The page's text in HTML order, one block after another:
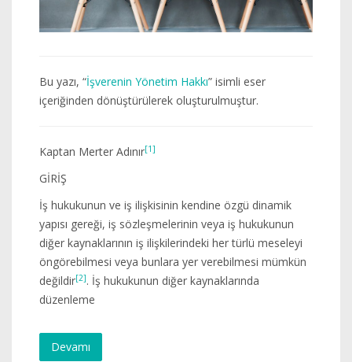
Bu yazı, “İşverenin Yönetim Hakkı” isimli eser
içeriğinden dönüştürülerek oluşturulmuştur.
Kaptan Merter Adınır[1]
GİRİŞ
İş hukukunun ve iş ilişkisinin kendine özgü dinamik
yapısı gereği, iş sözleşmelerinin veya iş hukukunun
diğer kaynaklarının iş ilişkilerindeki her türlü meseleyi
öngörebilmesi veya bunlara yer verebilmesi mümkün
değildir[2]. İş hukukunun diğer kaynaklarında
düzenleme
Devamı